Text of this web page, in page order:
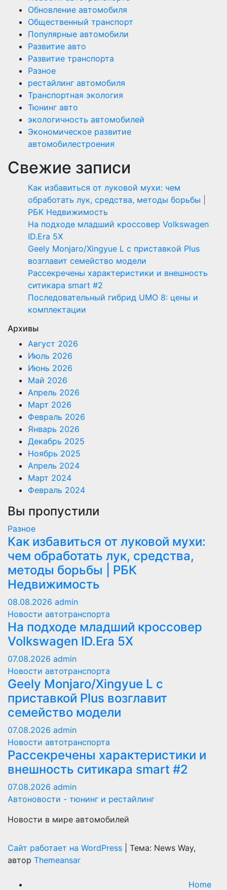
Обновление автомобиля
Общественный транспорт
Популярные автомобили
Развитие авто
Развитие транспорта
Разное
рестайлинг автомобиля
Транспортная экология
Тюнинг авто
экологичность автомобилей
Экономическое развитие
автомобилестроения
Свежие записи
Как избавиться от луковой мухи: чем
обработать лук, средства, методы борьбы |
РБК Недвижимость
На подходе младший кроссовер Volkswagen
ID.Era 5X
Geely Monjaro/Xingyue L с приставкой Plus
возглавит семейство модели
Рассекречены характеристики и внешность
ситикара smart #2
Последовательный гибрид UMO 8: цены и
комплектации
Архивы
Август 2026
Июль 2026
Июнь 2026
Май 2026
Апрель 2026
Март 2026
Февраль 2026
Январь 2026
Декабрь 2025
Ноябрь 2025
Апрель 2024
Март 2024
Февраль 2024
Вы пропустили
Разное
Как избавиться от луковой мухи:
чем обработать лук, средства,
методы борьбы | РБК
Недвижимость
08.08.2026 admin
Новости автотранспорта
На подходе младший кроссовер
Volkswagen ID.Era 5X
07.08.2026 admin
Новости автотранспорта
Geely Monjaro/Xingyue L с
приставкой Plus возглавит
семейство модели
07.08.2026 admin
Новости автотранспорта
Рассекречены характеристики и
внешность ситикара smart #2
07.08.2026 admin
Автоновости - тюнинг и рестайлинг
Новости в мире автомобилей
Сайт работает на WordPress
Тема: News Way,
автор Themeansar
Home